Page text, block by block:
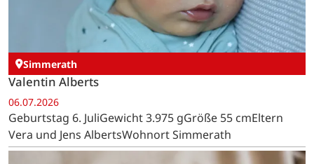
Simmerath
Valentin Alberts
06.07.2026
Geburtstag 6. JuliGewicht 3.975 gGröße 55 cmEltern
Vera und Jens AlbertsWohnort Simmerath